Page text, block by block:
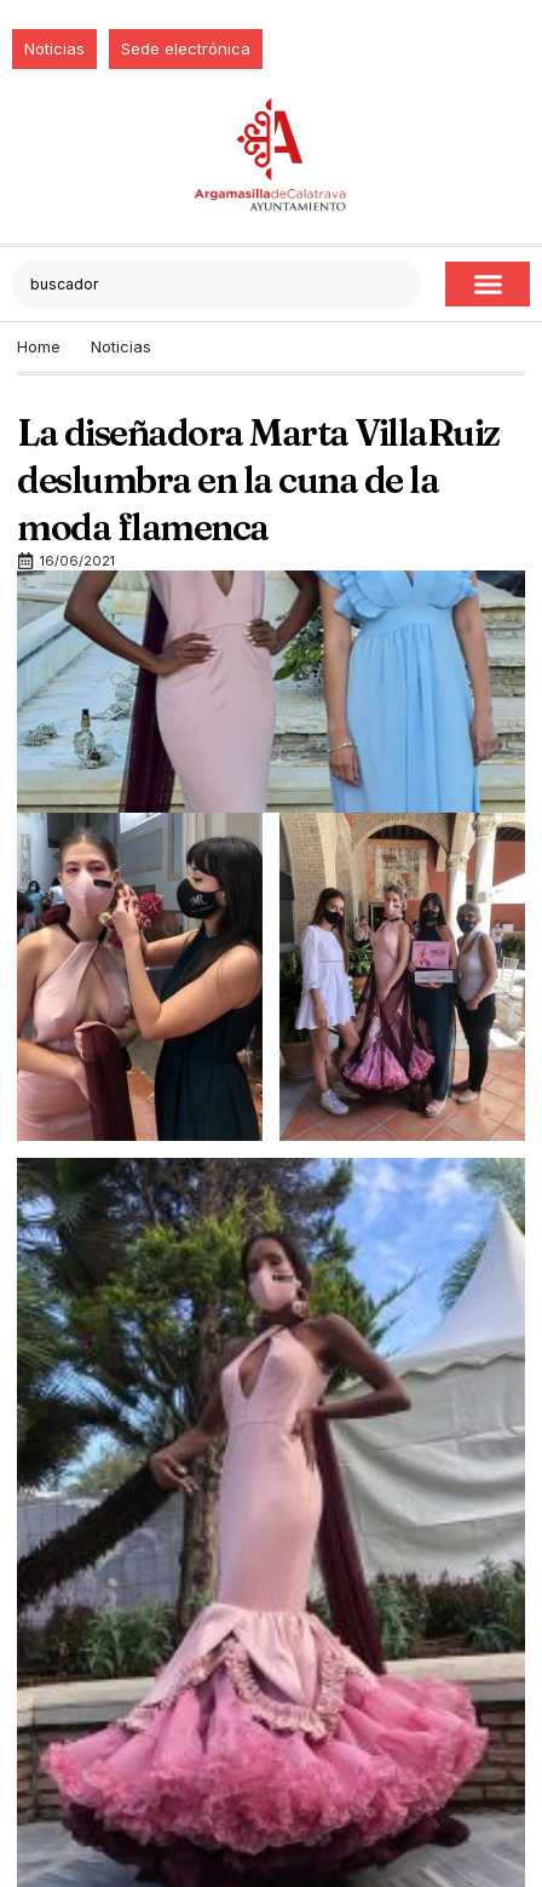
Noticias Sede electrónica
Home Noticias
La diseñadora Marta VillaRuiz
deslumbra en la cuna de la
moda flamenca
16/06/2021